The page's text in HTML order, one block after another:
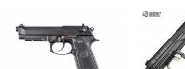
加入購物車